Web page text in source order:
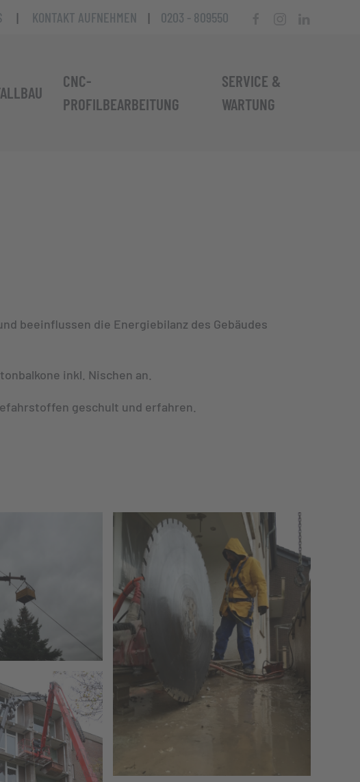
| KONTAKT AUFNEHMEN | 0203 - 809550
CNC-
PROFILBEARBEITUNG
SERVICE &
WARTUNG
beeinflussen die Energiebilanz des Gebäudes
inkl. Nischen an.
geschult und erfahren.